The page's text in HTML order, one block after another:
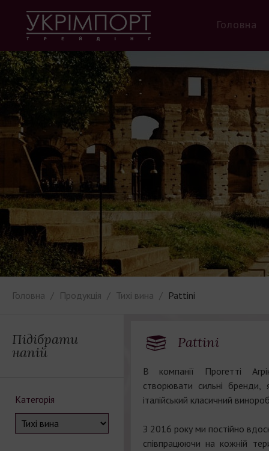
Головна
Головна Продукція Тихі вина Pattini
Підібрати
напій
Категорія
Pattini
В компанії Прогетті
створювати сильні бренди,
італійський класичний
З 2016 року ми постійно
співпрацюючи на кожній